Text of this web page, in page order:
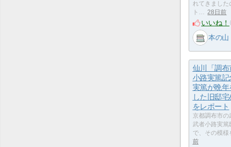
れてきました
ト… 28日前
いいね！
本の山
仙川「調布
小路実篤記
実篤が晩年
した旧邸
をレポート
京都調布市の
武者小路実篤
で、その模
前